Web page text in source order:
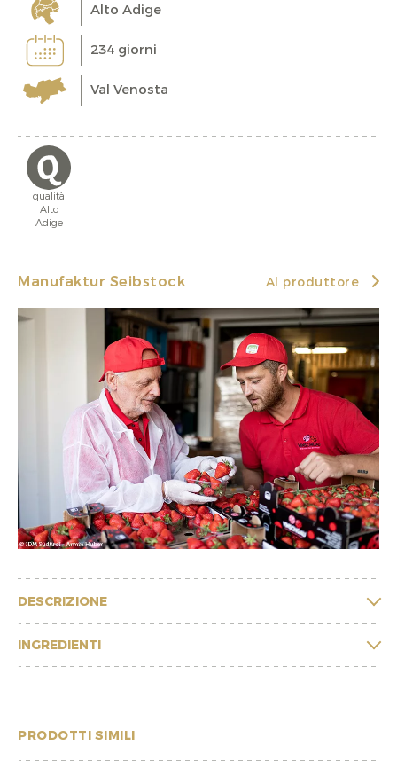
Alto Adige
234 giorni
Val Venosta
qualità
Alto
Adige
Manufaktur Seibstock Al produttore
DESCRIZIONE
INGREDIENTI
PRODOTTI SIMILI